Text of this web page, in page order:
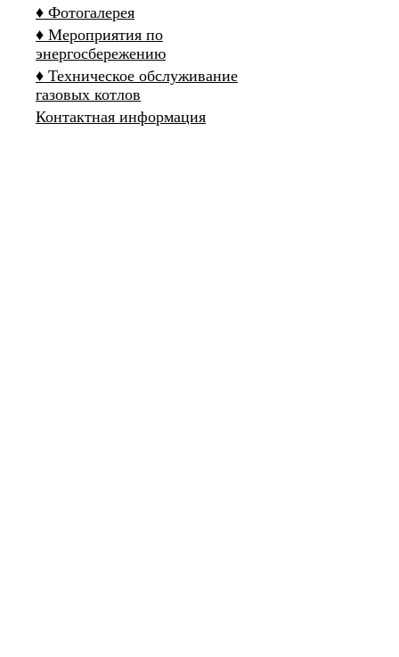
♦ Фотогалерея
♦ Мероприятия по
энергосбережению
♦ Техническое обслуживание
газовых котлов
Контактная информация